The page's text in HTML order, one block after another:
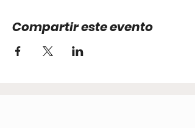
Compartir este evento